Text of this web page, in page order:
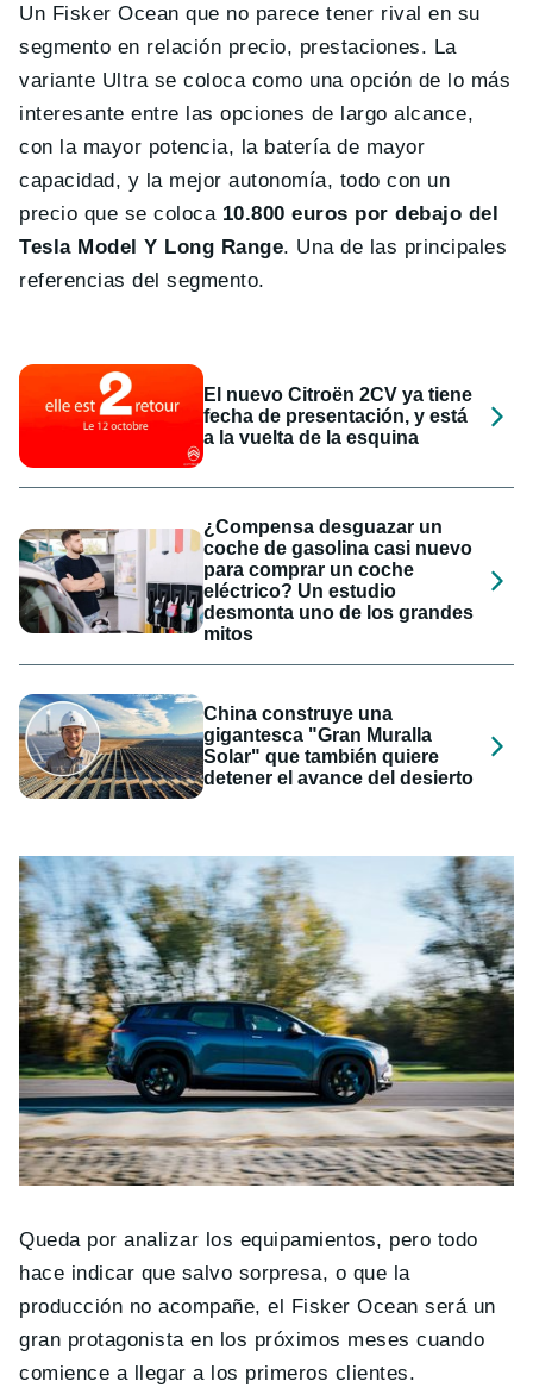
Un Fisker Ocean que no parece tener rival en su
segmento en relación precio, prestaciones. La
variante Ultra se coloca como una opción de lo más
interesante entre las opciones de largo alcance,
con la mayor potencia, la batería de mayor
capacidad, y la mejor autonomía, todo con un
precio que se coloca 10.800 euros por debajo del
Tesla Model Y Long Range. Una de las principales
referencias del segmento.
El nuevo Citroën 2CV ya tiene
fecha de presentación, y está
a la vuelta de la esquina
¿Compensa desguazar un
coche de gasolina casi nuevo
para comprar un coche
eléctrico? Un estudio
desmonta uno de los grandes
mitos
China construye una
gigantesca "Gran Muralla
Solar" que también quiere
detener el avance del desierto
Queda por analizar los equipamientos, pero todo
hace indicar que salvo sorpresa, o que la
producción no acompañe, el Fisker Ocean será un
gran protagonista en los próximos meses cuando
comience a llegar a los primeros clientes.